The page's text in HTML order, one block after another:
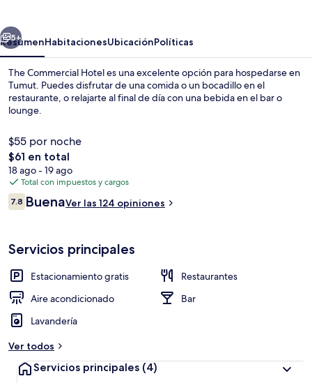
Siguiente
5+
ResumenHabitacionesUbicaciónPolíticas
The Commercial Hotel es una excelente opción para hospedarse en
Tumut. Puedes disfrutar de una comida o un bocadillo en el
restaurante, o relajarte al final de día con una bebida en el bar o
lounge.
$55 por noche
El
precio
total
es
de
$61 en total
18 ago - 19 ago
Total con impuestos y cargos
Opiniones
7.87.8 de 10,
BuenaVer las 124 opiniones
Servicios principales
Estacionamiento gratis
Restaurantes
Aire acondicionado
Bar
Lavandería
Ver todos
Servicios principales (4)